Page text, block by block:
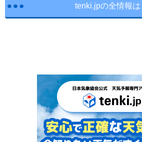
tenki.jpの全情報は